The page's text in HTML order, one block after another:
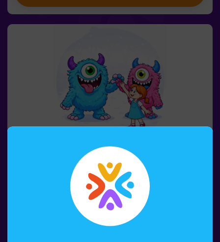
emprender el viaje más emocionante de tu vida? ✨Juego
60 MIN. 6-10 AÑOS
Escuela de Monstruos
¿Alguna vez has imaginado tener tu propio monstruo?
👾 En la Escuela de Monstruos, eso es solo el principio
de la aventura.Durante esta gincana llena de